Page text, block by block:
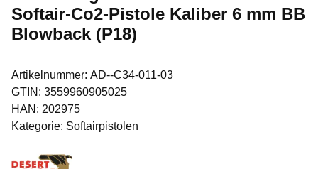
Softair-Co2-Pistole Kaliber 6 mm BB
Blowback (P18)
Artikelnummer: AD--C34-011-03
GTIN: 3559960905025
HAN: 202975
Kategorie: Softairpistolen